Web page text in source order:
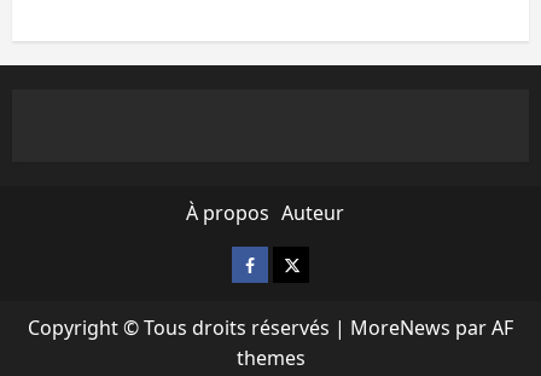
À propos Auteur
Facebook
X
Copyright © Tous droits réservés | MoreNews par AF
themes